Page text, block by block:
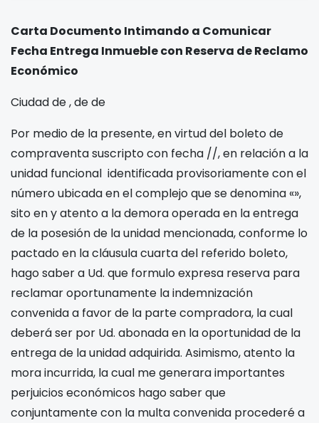
Carta Documento Intimando a Comunicar
Fecha Entrega Inmueble con Reserva de Reclamo
Económico
Ciudad de,dede
Por medio de la presente, en virtud del boleto de
compraventa suscripto con fecha //, en relación a la
unidad funcional identificada provisoriamente con el
númeroubicada en el complejo que se denomina «»,
sito eny atento a la demora operada en la entrega
de la posesión de la unidad mencionada, conforme lo
pactado en la cláusula cuarta del referido boleto,
hago saber a Ud. que formulo expresa reserva para
reclamar oportunamente la indemnización
convenida a favor de la parte compradora, la cual
deberá ser por Ud. abonada en la oportunidad de la
entrega de la unidad adquirida. Asimismo, atento la
mora incurrida, la cual me generara importantes
perjuicios económicos hago saber que
conjuntamente con la multa convenida procederé a